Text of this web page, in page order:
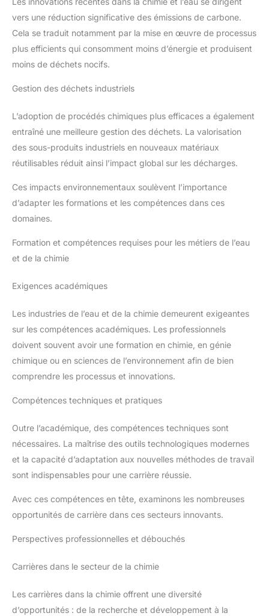
vers une réduction significative des émissions de carbone.
Cela se traduit notamment par la mise en œuvre de processus
plus efficients qui consomment moins d’énergie et produisent
moins de déchets nocifs.
Gestion des déchets industriels
L’adoption de procédés chimiques plus efficaces a également
entraîné une meilleure gestion des déchets. La valorisation
des sous-produits industriels en nouveaux matériaux
réutilisables réduit ainsi l’impact global sur les décharges.
Ces impacts environnementaux soulèvent l’importance
d’adapter les formations et les compétences dans ces
domaines.
Formation et compétences requises pour les métiers de l’eau
et de la chimie
Exigences académiques
Les industries de l’eau et de la chimie demeurent exigeantes
sur les compétences académiques. Les professionnels
doivent souvent avoir une formation en chimie, en génie
chimique ou en sciences de l’environnement afin de bien
comprendre les processus et innovations.
Compétences techniques et pratiques
Outre l’académique, des compétences techniques sont
nécessaires. La maîtrise des outils technologiques modernes
et la capacité d’adaptation aux nouvelles méthodes de travail
sont indispensables pour une carrière réussie.
Avec ces compétences en tête, examinons les nombreuses
opportunités de carrière dans ces secteurs innovants.
Perspectives professionnelles et débouchés
Carrières dans le secteur de la chimie
Les carrières dans la chimie offrent une diversité
d’opportunités : de la recherche et développement à la